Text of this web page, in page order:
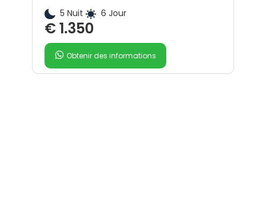
5 Nuit
6 Jour
€ 1.350
Obtenir des informations